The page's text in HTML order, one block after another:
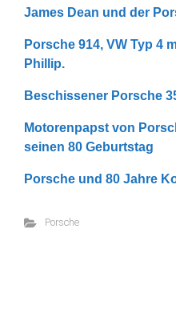
James Dean und der
Porsche 914, VW Typ 4
Phillip.
Beschissener Porsche
Motorenpapst von
seinen 80 Geburtstag
Porsche und 80 Jahre
Porsche